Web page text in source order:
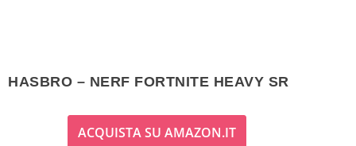
HASBRO – NERF FORTNITE HEAVY SR
ACQUISTA SU AMAZON.IT